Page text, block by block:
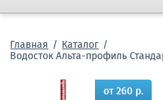
Главная Каталог
Водосток Альта-профиль
от 260 р.